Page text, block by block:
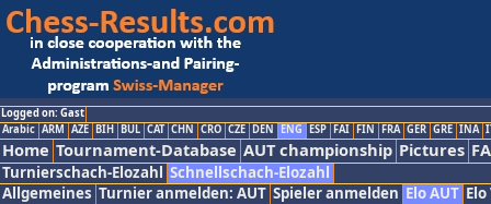
Logged on: Gast
Arabic ARM AZE BIH BUL CAT CHN CRO CZE DEN ENG ESP FAI FIN FRA GER GRE INA
Home Tournament-Database AUT championship Pictures
Turnierschach-Elozahl Schnellschach-Elozahl
Allgemeines Turnier anmelden: AUT Spieler anmelden Elo AUT